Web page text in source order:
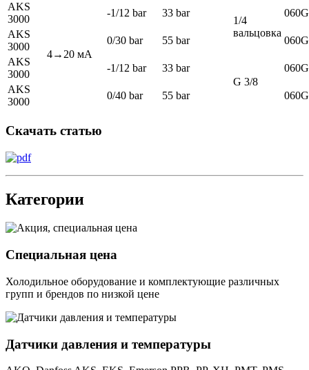
AKS
3000
4→20 мА
-1/12 bar 33 bar
1/4
вальцовка
AKS
3000
0/30 bar 55 bar
AKS
3000
-1/12 bar
33 bar
G 3/8
AKS
3000
0/40 bar 55 bar
Скачать статью
Категории
Специальная цена
Холодильное оборудование и комплектующие различных
групп и брендов по низкой цене
Датчики давления и температуры